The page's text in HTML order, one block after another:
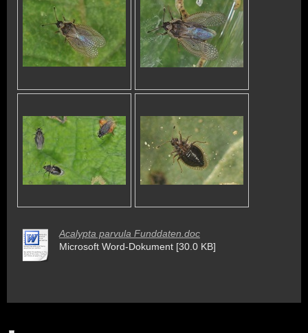
Acalypta parvula Funddaten.doc
Microsoft Word-Dokument [30.0 KB]